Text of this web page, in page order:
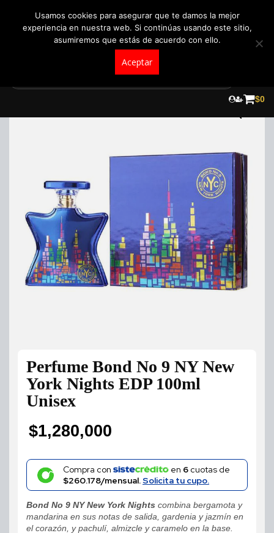
$0
Perfume Bond No 9 NY New
York Nights EDP 100ml
Unisex
$1,280,000
Compra con en 6cuotas de
$260.178/mensual.Solicita tu cupo.
Bond No 9 NY New York Nights combina bergamota y
mandarina en sus notas de salida, gardenia y jazmín en
el corazón, y pachulí, almizcle y caramelo en la base.
Usamos cookies para asegurar que te damos la mejor
experiencia en nuestra web. Si continúas usando este sitio,
asumiremos que estás de acuerdo con ello.
Aceptar